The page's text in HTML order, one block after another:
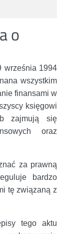
o
września 1994
wszystkim
finansami w
księgowi
zajmują się
oraz
za prawną
bardzo
tę związaną z
tego aktu